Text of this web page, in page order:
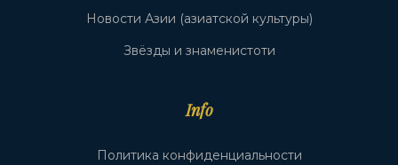
Новости Азии (азиатской культуры)
Звёзды и знаменистоти
Info
Политика конфиденциальности